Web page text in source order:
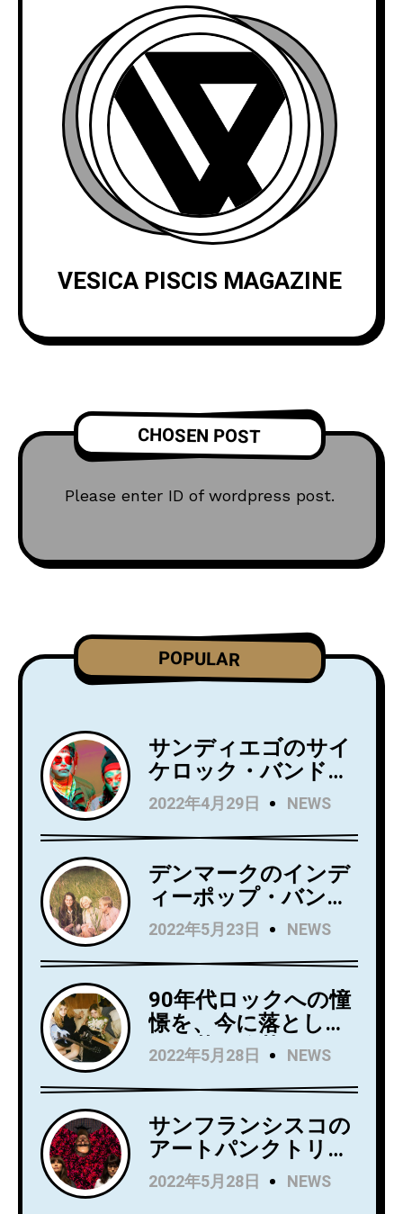
VESICA PISCIS MAGAZINE
CHOSEN POST
Please enter ID of wordpress post.
POPULAR
サンディエゴのサイ
ケロック・バンド
Wild Wild Wets、ニ
ュー・アルバム
『Love Always』を5
月27日にリリース！
アルバムからニュー
シングル
「Holding」のビデオ
を公開！
2022年4月29日 NEWS
デンマークのインデ
ィーポップ・バンド
Kindsightが5月25日
にデビュー・アルバ
ム『Swedish Punk』
をリリース！
2022年5月23日 NEWS
90年代ロックへの憧
憬を、今に落とし込
んだ若き俊英
Mommaが日本デビ
ューアルバム
『Household
Name』を7月にリリ
ース！Wet LegのUS
公演でオープニング
2022年5月28日 NEWS
サンフランシスコの
アートパンクトリオ
Rip Roomが、
Spartan Recordsよ
2022年5月28日 NEWS